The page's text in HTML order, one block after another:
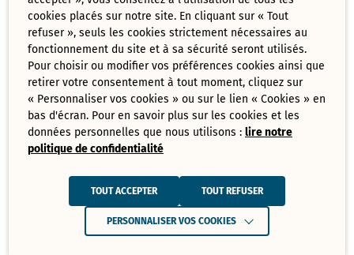
Ordre du jour du Conseil Municipal 17
mars 2025
PDF - 73,70 Ko
Tout
télécharger
Juin
Ressources de Juin 2025
Convocation Conseil Municipal du 30
PDF - 231,28 Ko
cookies placés sur notre site. En cliquant sur « Tout
refuser », seuls les cookies strictement nécessaires au
fonctionnement du site et à sa sécurité seront utilisés.
Pour choisir ou modifier vos préférences cookies ainsi que
retirer votre consentement à tout moment, cliquez sur
« Personnaliser vos cookies » ou sur le lien « Cookies » en
bas d'écran. Pour en savoir plus sur les cookies et les
données personnelles que nous utilisons :lire notre
politique de confidentialité
TOUT ACCEPTER TOUT REFUSER
PERSONNALISER VOS COOKIES